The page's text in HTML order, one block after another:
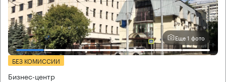
Еще 1 фото
БЕЗ КОМИССИИ
Бизнес-центр